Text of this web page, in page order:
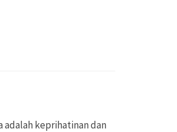
adalah keprihatinan dan